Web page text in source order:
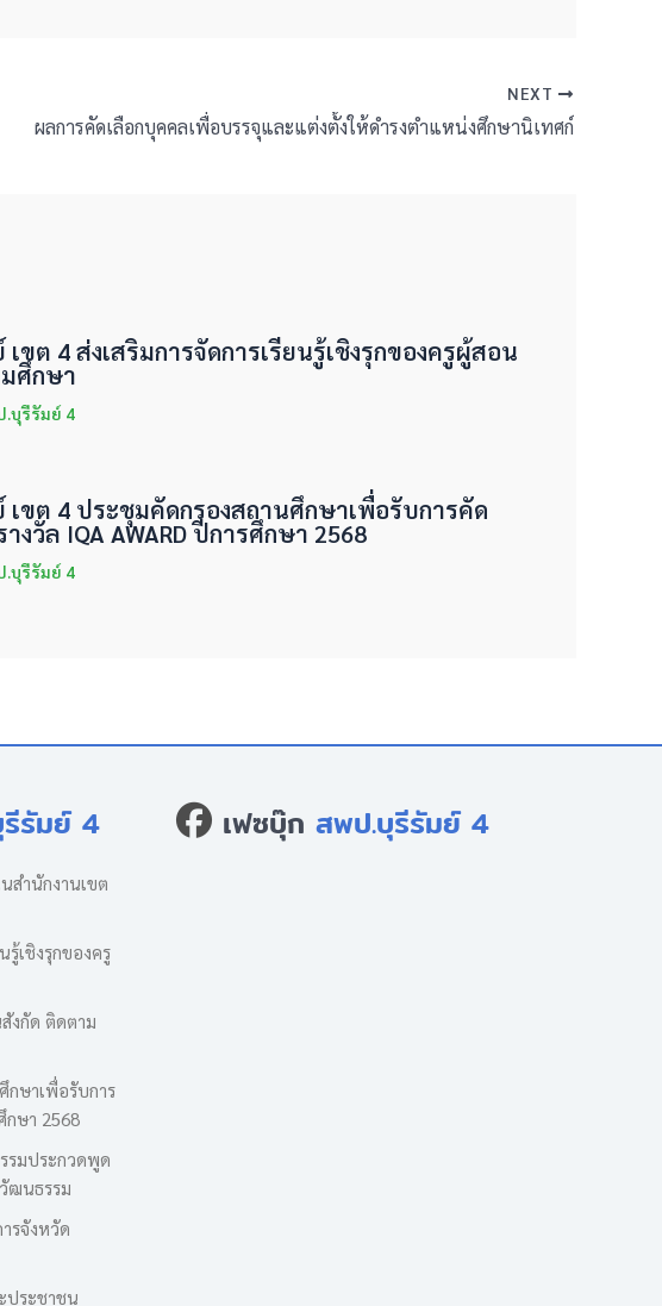
NEXT
ผลการคัดเลือกบุคคลเพื่อบรรจุและแต่งตั้งให้ดำรงตำแหน่งศึกษานิเทศก์
ขต 4 ส่งเสริมการจัดการเรียนรู้เชิงรุกของครูผู้สอน
ศึกษา
บุรีรัมย์ 4
ขต 4 ประชุมคัดกรองสถานศึกษาเพื่อรับการคัด
งวัล IQA AWARD ปีการศึกษา 2568
บุรีรัมย์ 4
รัมย์ 4
สำนักงานเขต
รู้เชิงรุกของครู
งกัด ติดตาม
กษาเพื่อรับการ
กษา 2568
รมประกวดพูด
ฒนธรรม
รจังหวัด
ประชาชน
เฟซบุ๊ก สพป.บุรีรัมย์ 4